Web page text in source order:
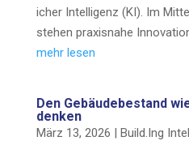
i­cher Intel­li­genz (KI). Im
ste­hen pra­xis­na­he
mehr lesen
Den Gebäu­de­be­stand
denken
März 13, 2026 | Build.Ing